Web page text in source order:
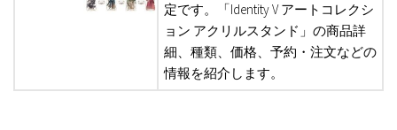
定です。「Identity V アートコレクシ
ョン アクリルスタンド」の商品詳
細、種類、価格、予約・注文などの
情報を紹介します。